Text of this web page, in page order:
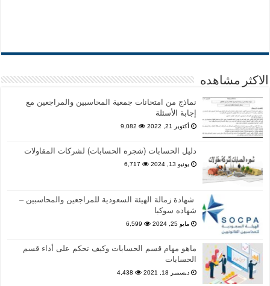
الاكثر مشاهده
نماذج من امتحانات جمعية المحاسبين والمراجعين مع
إجابة الأسئلة
أكتوبر 21, 2022 9,082
دليل الحسابات (شجره الحسابات) لشركات المقاولات
يونيو 13, 2024 6,717
شهادة زمالة الهيئة السعودية للمراجعين والمحاسبين –
شهاده سوكبا
مايو 25, 2024 6,599
ماهو مهام قسم الحسابات وكيف تحكم على أداء قسم
الحسابات
ديسمبر 18, 2021 4,438